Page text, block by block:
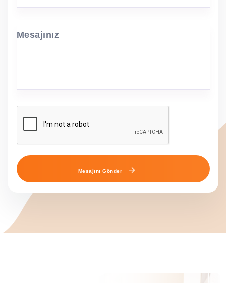
Mesajınız
Mesajını Gönder